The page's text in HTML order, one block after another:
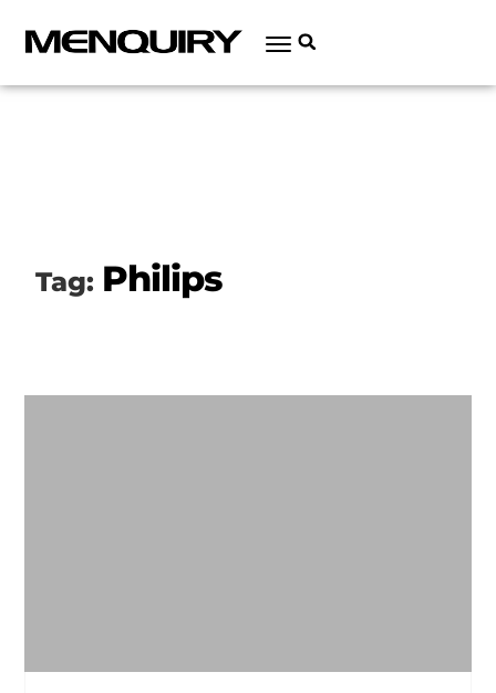
Tag: Philips